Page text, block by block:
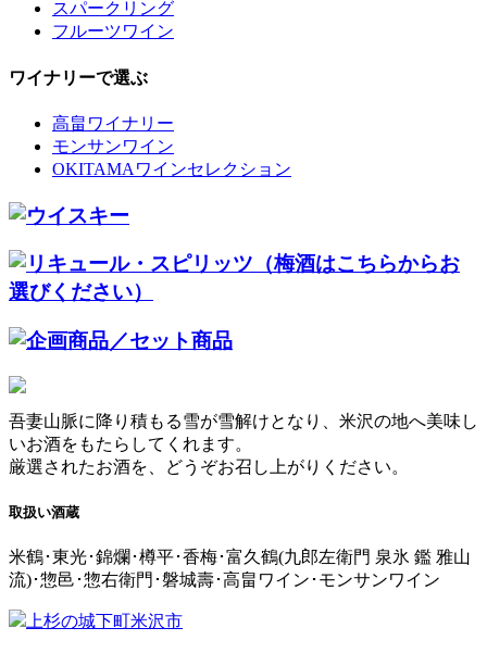
スパークリング
フルーツワイン
ワイナリーで選ぶ
高畠ワイナリー
モンサンワイン
OKITAMAワインセレクション
吾妻山脈に降り積もる雪が雪解けとなり、米沢の地へ美味し
いお酒をもたらしてくれます。
厳選されたお酒を、どうぞお召し上がりください。
取扱い酒蔵
米鶴･東光･錦爛･樽平･香梅･富久鶴(九郎左衛門 泉氷 鑑 雅山
流)･惣邑･惣右衛門･磐城壽･高畠ワイン･モンサンワイン
上杉の城下町米沢市